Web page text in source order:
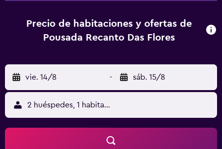
balcón con vistas al jardín. Puedes jugar al billar en el
alojamiento. Poço Feio Well está a 41 km del alojamiento.
Precio de habitaciones y ofertas de
Pousada Recanto Das Flores
vie. 14/8 - sáb. 15/8
2 huéspedes, 1 habitación